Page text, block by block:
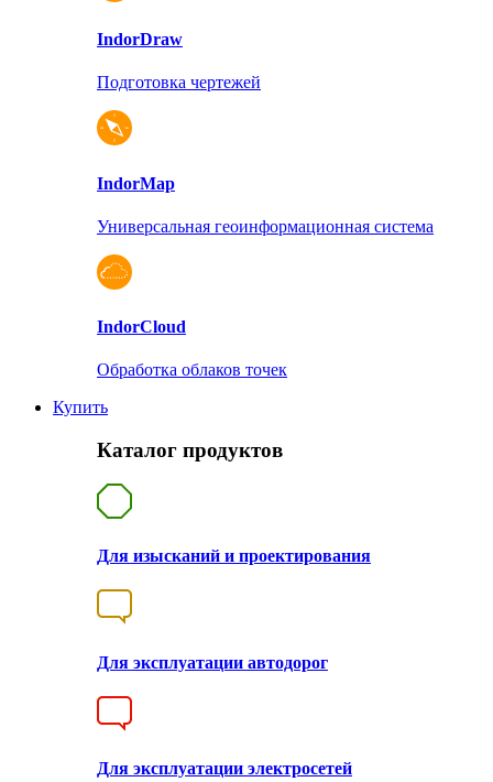
IndorDraw
Подготовка чертежей
IndorMap
Универсальная геоинформационная система
IndorCloud
Обработка облаков точек
Купить
Каталог продуктов
Для изысканий и проектирования
Для эксплуатации автодорог
Для эксплуатации электросетей